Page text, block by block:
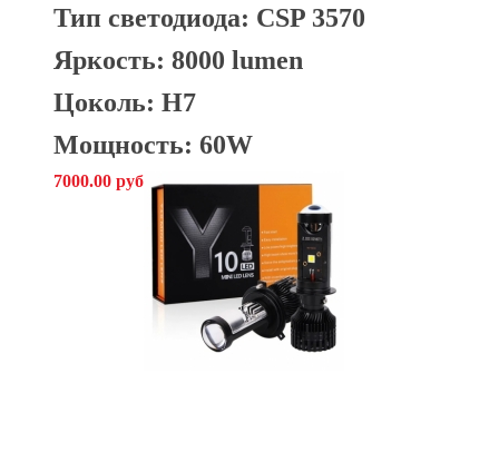
Тип светодиода: CSP 3570
Яркость: 8000 lumen
Цоколь: H7
Мощность: 60W
7000.00 руб